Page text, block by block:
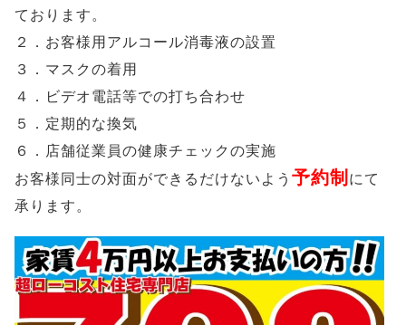
ております。
２．お客様用アルコール消毒液の設置
３．マスクの着用
４．ビデオ電話等での打ち合わせ
５．定期的な換気
６．店舗従業員の健康チェックの実施
お客様同士の対面ができるだけないよう 予約制 にて
承ります。